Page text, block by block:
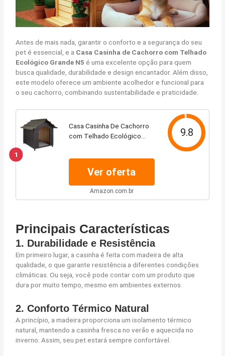
Antes de mais nada, garantir o conforto e a segurança do seu
pet é essencial, e a Casa Casinha de Cachorro com Telhado
Ecológico Grande N5 é uma excelente opção para quem
busca qualidade, durabilidade e design encantador. Além disso,
este modelo oferece um ambiente acolhedor e funcional para
o seu cachorro, combinando sustentabilidade e praticidade.
1
Casa Casinha De Cachorro
com Telhado Ecológico
9.8
Ver oferta
Amazon.com.br
Principais Características
1. Durabilidade e Resistência
Em primeiro lugar, a casinha é feita com madeira de alta
qualidade, o que garante resistência a diferentes condições
climáticas. Ou seja, você pode contar com um produto que
dura por muito tempo, mesmo em ambientes externos.
2. Conforto Térmico Natural
A princípio, a madeira proporciona um isolamento térmico
natural, mantendo a casinha fresca no verão e aquecida no
inverno. Assim, seu pet estará sempre confortável.